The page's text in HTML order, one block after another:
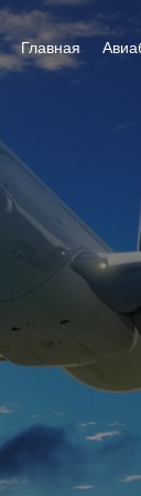
Главная